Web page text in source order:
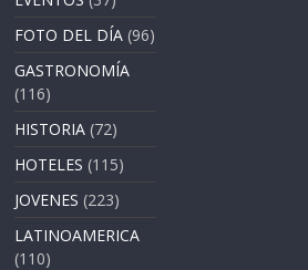
FOTO DEL DÍA (96)
GASTRONOMÍA
(116)
HISTORIA (72)
HOTELES (115)
JOVENES (223)
LATINOAMERICA
(110)